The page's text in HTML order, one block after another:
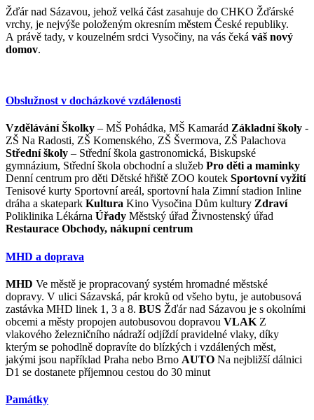
Žďár nad Sázavou, jehož velká část zasahuje do CHKO Žďárské
vrchy, je nejvýše položeným okresním městem České republiky.
A právě tady, v kouzelném srdci Vysočiny, na vás čeká váš nový
domov.
Obslužnost v docházkové vzdálenosti
Vzdělávání Školky – MŠ Pohádka, MŠ Kamarád Základní školy -
ZŠ Na Radosti, ZŠ Komenského, ZŠ Švermova, ZŠ Palachova
Střední školy – Střední škola gastronomická, Biskupské
gymnázium, Střední škola obchodní a služeb Pro děti a maminky
Denní centrum pro děti Dětské hřiště ZOO koutek Sportovní vyžití
Tenisové kurty Sportovní areál, sportovní hala Zimní stadion Inline
dráha a skatepark Kultura Kino Vysočina Dům kultury Zdraví
Poliklinika Lékárna Úřady Městský úřad Živnostenský úřad
Restaurace Obchody, nákupní centrum
MHD a doprava
MHD Ve městě je propracovaný systém hromadné městské
dopravy. V ulici Sázavská, pár kroků od všeho bytu, je autobusová
zastávka MHD linek 1, 3 a 8. BUS Žďár nad Sázavou je s okolními
obcemi a městy propojen autobusovou dopravou VLAK Z
vlakového železničního nádraží odjíždí pravidelné vlaky, díky
kterým se pohodlně dopravíte do blízkých i vzdálených měst,
jakými jsou například Praha nebo Brno AUTO Na nejbližší dálnici
D1 se dostanete příjemnou cestou do 30 minut
Památky